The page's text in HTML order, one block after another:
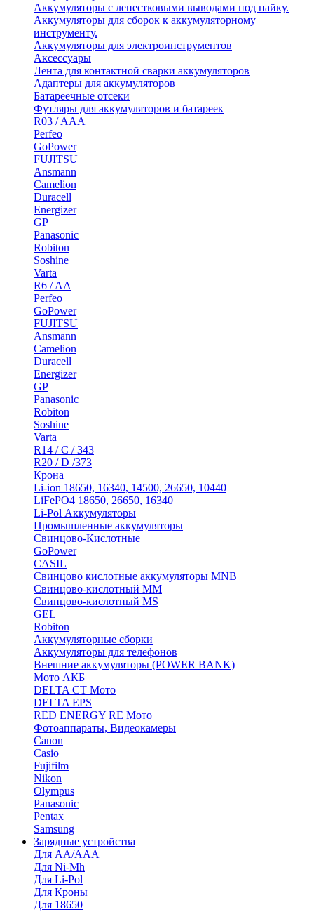
Аккумуляторы с лепестковыми выводами под пайку.
Аккумуляторы для сборок к аккумуляторному
инструменту.
Аккумуляторы для электроинструментов
Аксессуары
Лента для контактной сварки аккумуляторов
Адаптеры для аккумуляторов
Батареечные отсеки
Футляры для аккумуляторов и батареек
R03 / AAA
Perfeo
GoPower
FUJITSU
Ansmann
Camelion
Duracell
Energizer
GP
Panasonic
Robiton
Soshine
Varta
R6 / AA
Perfeo
GoPower
FUJITSU
Ansmann
Camelion
Duracell
Energizer
GP
Panasonic
Robiton
Soshine
Varta
R14 / C / 343
R20 / D /373
Крона
Li-ion 18650, 16340, 14500, 26650, 10440
LiFePO4 18650, 26650, 16340
Li-Pol Аккумуляторы
Промышленные аккумуляторы
Свинцово-Кислотные
GoPower
CASIL
Свинцово кислотные аккумуляторы MNB
Cвинцово-кислотный MM
Cвинцово-кислотный MS
GEL
Robiton
Аккумуляторные сборки
Аккумуляторы для телефонов
Внешние аккумуляторы (POWER BANK)
Мото АКБ
DELTA CT Мото
DELTA EPS
RED ENERGY RE Мото
Фотоаппараты, Видеокамеры
Canon
Casio
Fujifilm
Nikon
Olympus
Panasonic
Pentax
Samsung
Зарядные устройства
Для AA/AAA
Для Ni-Mh
Для Li-Pol
Для Кроны
Для 18650